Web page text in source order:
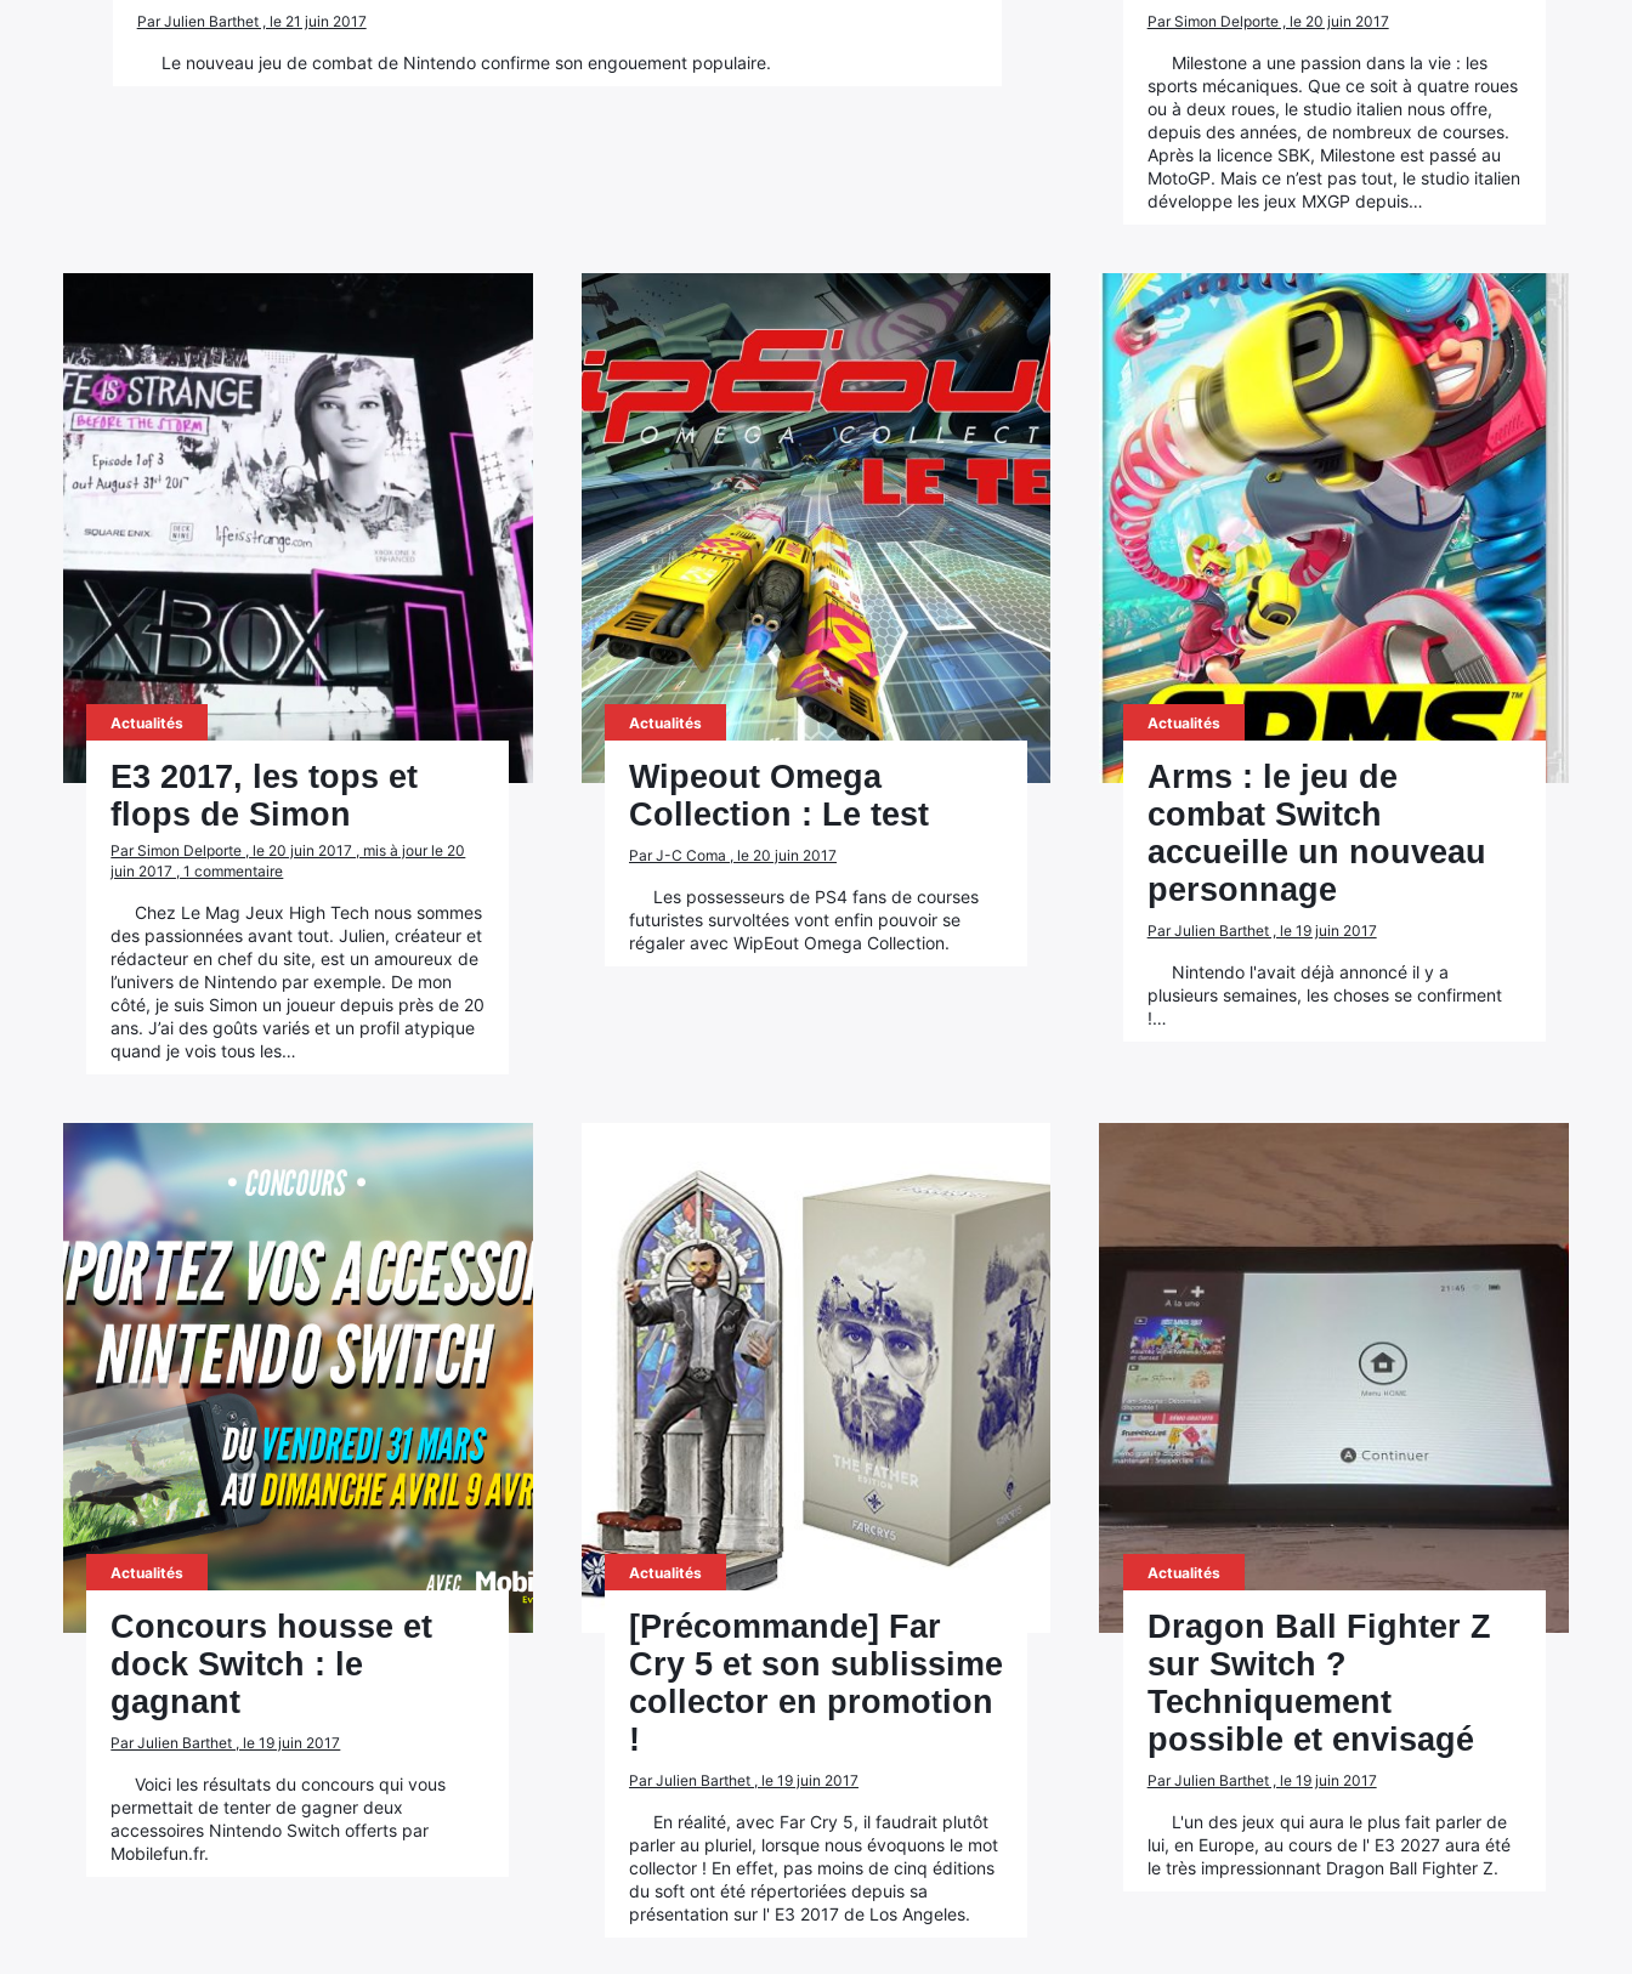
Par Julien Barthet , le 21 juin 2017
Le nouveau jeu de combat de Nintendo confirme son engouement populaire.
Par Simon Delporte , le 20 juin 2017
Milestone a une passion dans la vie : les
sports mécaniques. Que ce soit à quatre roues
ou à deux roues, le studio italien nous offre,
depuis des années, de nombreux de courses.
Après la licence SBK, Milestone est passé au
MotoGP. Mais ce n’est pas tout, le studio italien
développe les jeux MXGP depuis…
Actualités
E3 2017, les tops et
flops de Simon
Par Simon Delporte , le 20 juin 2017 , mis à jour le 20
juin 2017 , 1 commentaire
Chez Le Mag Jeux High Tech nous sommes
des passionnées avant tout. Julien, créateur et
rédacteur en chef du site, est un amoureux de
l’univers de Nintendo par exemple. De mon
côté, je suis Simon un joueur depuis près de 20
ans. J’ai des goûts variés et un profil atypique
quand je vois tous les…
Actualités
Wipeout Omega
Collection : Le test
Par J-C Coma , le 20 juin 2017
Les possesseurs de PS4 fans de courses
futuristes survoltées vont enfin pouvoir se
régaler avec WipEout Omega Collection.
Actualités
Arms : le jeu de
combat Switch
accueille un nouveau
personnage
Par Julien Barthet , le 19 juin 2017
Nintendo l'avait déjà annoncé il y a
plusieurs semaines, les choses se confirment
!…
Actualités
Concours housse et
dock Switch : le
gagnant
Par Julien Barthet , le 19 juin 2017
Voici les résultats du concours qui vous
permettait de tenter de gagner deux
accessoires Nintendo Switch offerts par
Mobilefun.fr.
Actualités
[Précommande] Far
Cry 5 et son sublissime
collector en promotion
!
Par Julien Barthet , le 19 juin 2017
En réalité, avec Far Cry 5, il faudrait plutôt
parler au pluriel, lorsque nous évoquons le mot
collector ! En effet, pas moins de cinq éditions
du soft ont été répertoriées depuis sa
présentation sur l' E3 2017 de Los Angeles.
Actualités
Dragon Ball Fighter Z
sur Switch ?
Techniquement
possible et envisagé
Par Julien Barthet , le 19 juin 2017
L'un des jeux qui aura le plus fait parler de
lui, en Europe, au cours de l' E3 2027 aura été
le très impressionnant Dragon Ball Fighter Z.